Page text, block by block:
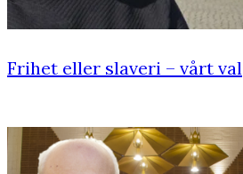
Frihet eller slaveri – vårt val